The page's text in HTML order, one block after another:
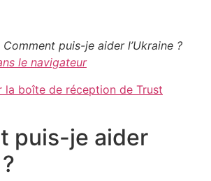
Comment puis-je aider l’Ukraine ?
le navigateur
puis-je aider